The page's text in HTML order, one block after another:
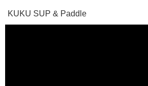
KUKU SUP & Paddle